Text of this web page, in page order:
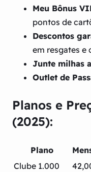
Meu Bônus
pontos de
Descontos
em resgates e
Junte milhas
Outlet de
Planos e
(2025):
Plano
Clube 1.000